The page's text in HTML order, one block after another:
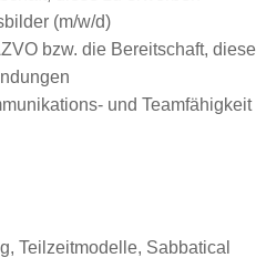
(m/w/d)
bzw. die Bereitschaft,
und Teamfähigkeit
Teilzeitmodelle, Sabbatical